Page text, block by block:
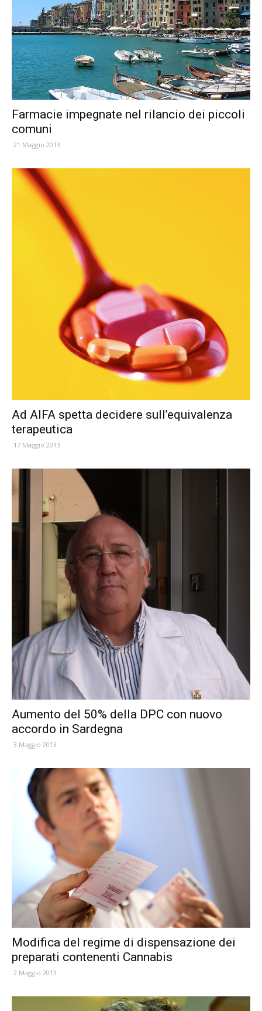
Farmacie impegnate nel rilancio dei piccoli
comuni
21 Maggio 2013
Ad AIFA spetta decidere sull’equivalenza
terapeutica
17 Maggio 2013
Aumento del 50% della DPC con nuovo
accordo in Sardegna
3 Maggio 2013
Modifica del regime di dispensazione dei
preparati contenenti Cannabis
2 Maggio 2013